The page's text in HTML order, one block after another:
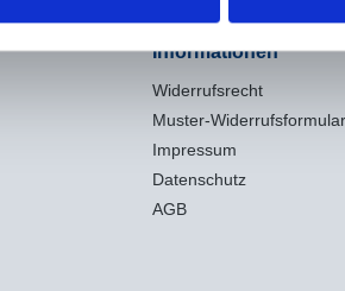
Informationen
Widerrufsrecht
Muster-Widerrufsformular
Impressum
Datenschutz
AGB